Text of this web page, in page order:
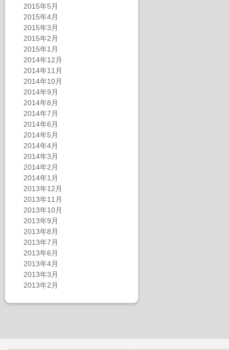
2015年5月
2015年4月
2015年3月
2015年2月
2015年1月
2014年12月
2014年11月
2014年10月
2014年9月
2014年8月
2014年7月
2014年6月
2014年5月
2014年4月
2014年3月
2014年2月
2014年1月
2013年12月
2013年11月
2013年10月
2013年9月
2013年8月
2013年7月
2013年6月
2013年4月
2013年3月
2013年2月